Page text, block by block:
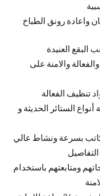
واعادة رونق الطباخ
العنيدة
والامنة على
تنظيف الفعالة
أنواع الستائر الحديثة و
بسرعة ونشاط عالي
ومتابعتهم باستخدام